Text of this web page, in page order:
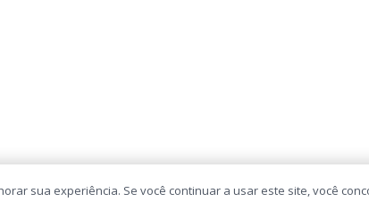
sua experiência. Se você continuar a usar este site, você